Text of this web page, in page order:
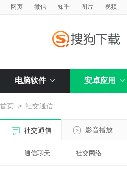
网页 微信 知乎 图片 视频
电脑软件 安卓应用
首页 > 社交通信
社交通信 影音播放
通信聊天 社交网络